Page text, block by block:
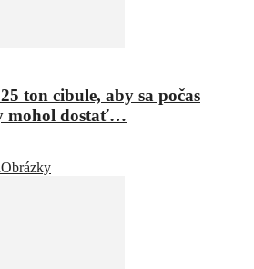
ton cibule, aby sa počas
mohol dostať…
Obrázky